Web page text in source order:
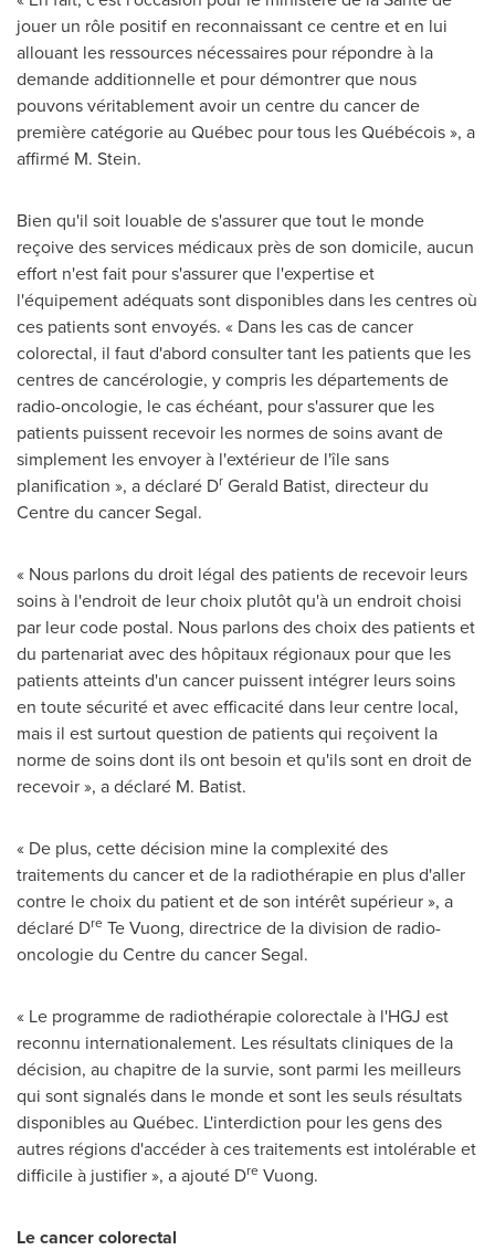
jouer un rôle positif en reconnaissant ce centre et en lui
allouant les ressources nécessaires pour répondre à la
demande additionnelle et pour démontrer que nous
pouvons véritablement avoir un centre du cancer de
première catégorie au Québec pour tous les Québécois », a
affirmé M. Stein.
Bien qu'il soit louable de s'assurer que tout le monde
reçoive des services médicaux près de son domicile, aucun
effort n'est fait pour s'assurer que l'expertise et
l'équipement adéquats sont disponibles dans les centres où
ces patients sont envoyés. « Dans les cas de cancer
colorectal, il faut d'abord consulter tant les patients que les
centres de cancérologie, y compris les départements de
radio-oncologie, le cas échéant, pour s'assurer que les
patients puissent recevoir les normes de soins avant de
simplement les envoyer à l'extérieur de l'île sans
planification », a déclaré Dr Gerald Batist, directeur du
Centre du cancer Segal.
« Nous parlons du droit légal des patients de recevoir leurs
soins à l'endroit de leur choix plutôt qu'à un endroit choisi
par leur code postal. Nous parlons des choix des patients et
du partenariat avec des hôpitaux régionaux pour que les
patients atteints d'un cancer puissent intégrer leurs soins
en toute sécurité et avec efficacité dans leur centre local,
mais il est surtout question de patients qui reçoivent la
norme de soins dont ils ont besoin et qu'ils sont en droit de
recevoir », a déclaré M. Batist.
« De plus, cette décision mine la complexité des
traitements du cancer et de la radiothérapie en plus d'aller
contre le choix du patient et de son intérêt supérieur », a
déclaré Dre Te Vuong, directrice de la division de radio-
oncologie du Centre du cancer Segal.
« Le programme de radiothérapie colorectale à l'HGJ est
reconnu internationalement. Les résultats cliniques de la
décision, au chapitre de la survie, sont parmi les meilleurs
qui sont signalés dans le monde et sont les seuls résultats
disponibles au Québec. L'interdiction pour les gens des
autres régions d'accéder à ces traitements est intolérable et
difficile à justifier », a ajouté Dre Vuong.
Le cancer colorectal